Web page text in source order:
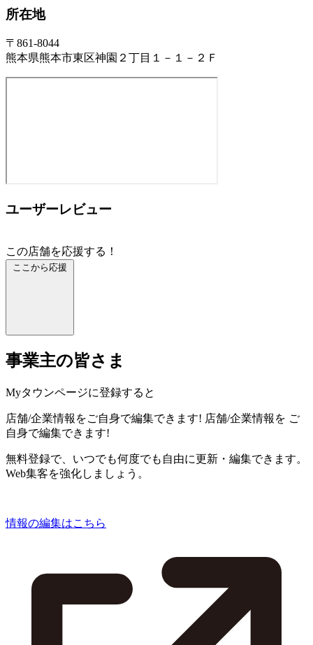
所在地
〒861-8044
熊本県熊本市東区神園２丁目１－１－２Ｆ
ユーザーレビュー
この店舗を応援する！
ここから応援
事業主の皆さま
Myタウンページに登録すると
店舗/企業情報をご自身で編集できます! 店舗/企業情報を ご
自身で編集できます!
無料登録で、いつでも何度でも自由に更新・編集できます。
Web集客を強化しましょう。
情報の編集はこちら